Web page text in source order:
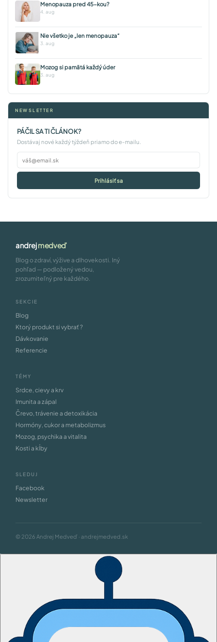
Menopauza pred 45-kou?
4. aug
Nie všetko je „len menopauza“
3. aug
Mozog si pamätá každý úder
3. aug
NEWSLETTER
PÁČIL SA TI ČLÁNOK?
Dostávaj nové každý týždeň priamo do e-mailu.
Prihlásiť sa
andrejmedveď
Blog o zdraví, výžive a dlhovekosti. Iný
pohľad — podložený vedou,
zrozumiteľný pre každého.
SEKCIE
Blog
Ktorý produkt si vybrať ?
Dávkovanie
Referencie
TÉMY
Srdce, cievy a krv
Imunita a zápal
Črevo, trávenie a detoxikácia
Hormóny, cukor a metabolizmus
Mozog, psychika a vitalita
Kosti a kĺby
SLEDUJ
Facebook
Newsletter
© 2026 Andrej Medveď · andrejmedved.sk